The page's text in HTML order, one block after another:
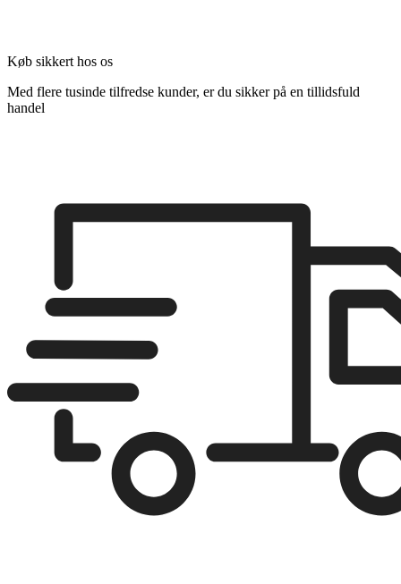
Køb sikkert hos os
Med flere tusinde tilfredse kunder, er du sikker på en tillidsfuld
handel